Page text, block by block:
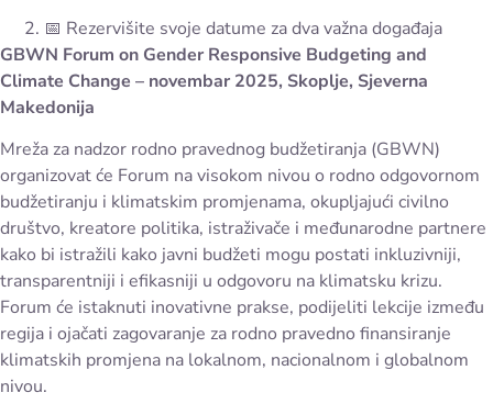
📅 Rezervišite svoje datume za dva važna događaja
GBWN Forum on Gender Responsive Budgeting and
Climate Change – novembar 2025, Skoplje, Sjeverna
Makedonija
Mreža za nadzor rodno pravednog budžetiranja (GBWN)
organizovat će Forum na visokom nivou o rodno odgovornom
budžetiranju i klimatskim promjenama, okupljajući civilno
društvo, kreatore politika, istraživače i međunarodne partnere
kako bi istražili kako javni budžeti mogu postati inkluzivniji,
transparentniji i efikasniji u odgovoru na klimatsku krizu.
Forum će istaknuti inovativne prakse, podijeliti lekcije između
regija i ojačati zagovaranje za rodno pravedno finansiranje
klimatskih promjena na lokalnom, nacionalnom i globalnom
nivou.